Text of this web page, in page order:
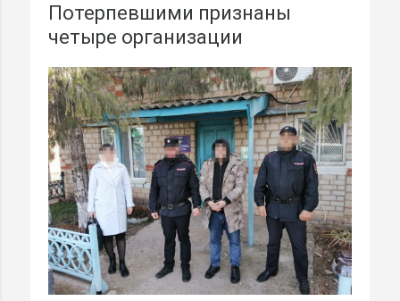
Потерпевшими признаны
четыре организации